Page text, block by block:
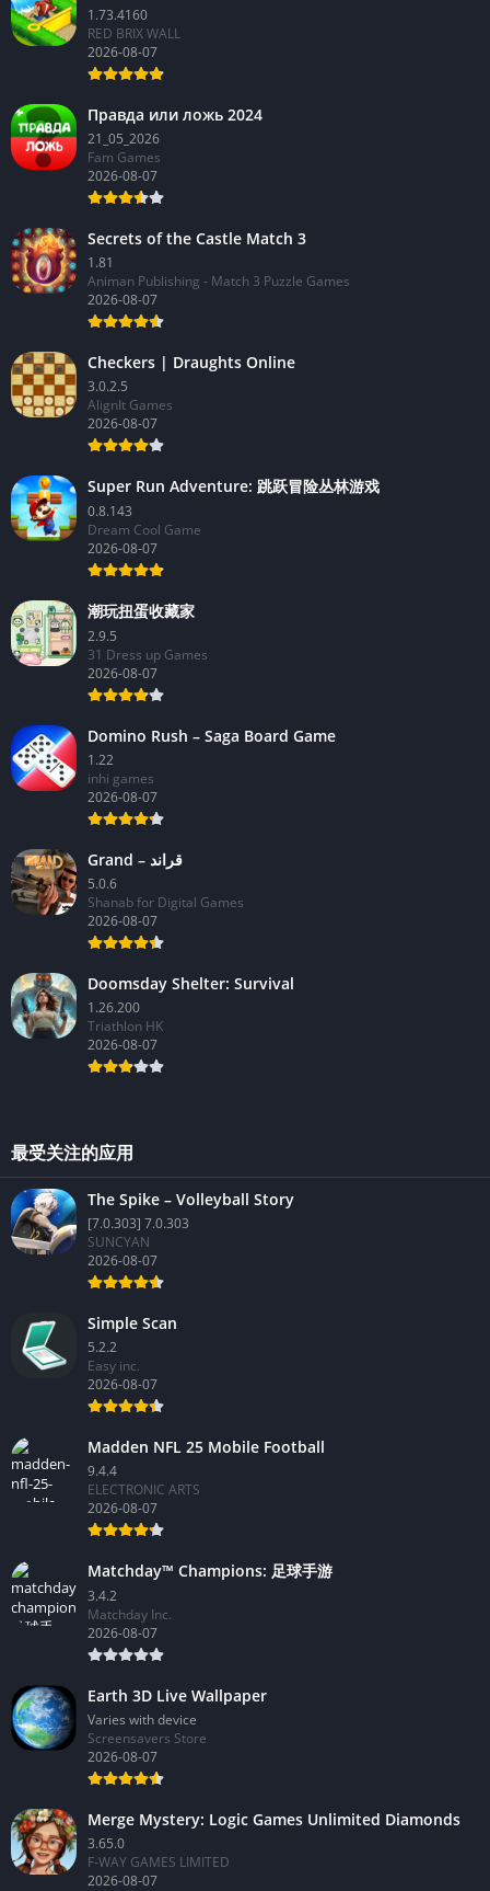
1.73.4160
RED BRIX WALL
2026-08-07
Правда или ложь 2024
21_05_2026
Fam Games
2026-08-07
Secrets of the Castle Match 3
1.81
Animan Publishing - Match 3 Puzzle Games
2026-08-07
Checkers | Draughts Online
3.0.2.5
AlignIt Games
2026-08-07
Super Run Adventure: 跳跃冒险丛林游戏
0.8.143
Dream Cool Game
2026-08-07
潮玩扭蛋收藏家
2.9.5
31 Dress up Games
2026-08-07
Domino Rush – Saga Board Game
1.22
inhi games
2026-08-07
Grand – قراند
5.0.6
Shanab for Digital Games
2026-08-07
Doomsday Shelter: Survival
1.26.200
Triathlon HK
2026-08-07
最受关注的应用
The Spike – Volleyball Story
[7.0.303] 7.0.303
SUNCYAN
2026-08-07
Simple Scan
5.2.2
Easy inc.
2026-08-07
Madden NFL 25 Mobile Football
9.4.4
ELECTRONIC ARTS
2026-08-07
Matchday™ Champions: 足球手游
3.4.2
Matchday Inc.
2026-08-07
Earth 3D Live Wallpaper
Varies with device
Screensavers Store
2026-08-07
Merge Mystery: Logic Games Unlimited Diamonds
3.65.0
F-WAY GAMES LIMITED
2026-08-07